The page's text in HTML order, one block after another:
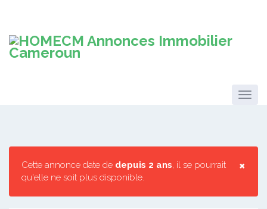
×
Cette annonce date de depuis 2 ans, il se pourrait
qu'elle ne soit plus disponible.